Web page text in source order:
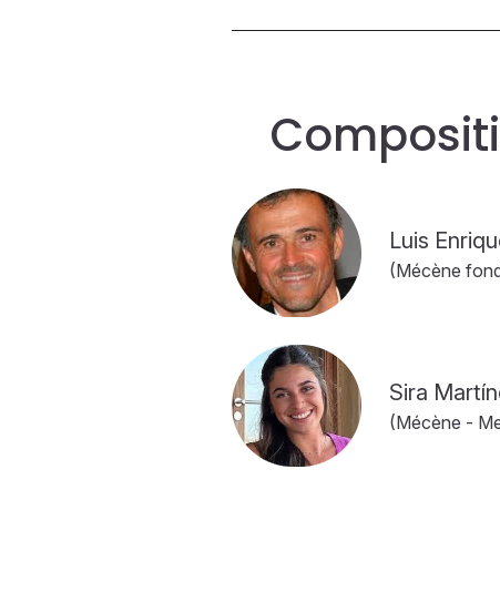
Luis
(Mécène
Sira
(Mécène -